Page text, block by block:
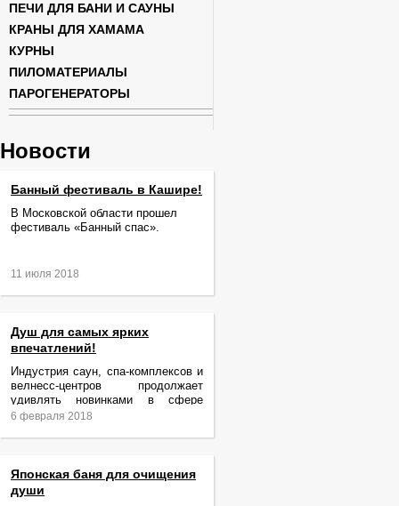
ПЕЧИ ДЛЯ БАНИ И САУНЫ
КРАНЫ ДЛЯ ХАМАМА
КУРНЫ
ПИЛОМАТЕРИАЛЫ
ПАРОГЕНЕРАТОРЫ
Новости
Банный фестиваль в Кашире!
В Московской области прошел
фестиваль «Банный спас».
11 июля 2018
Душ для самых ярких
впечатлений!
Индустрия саун, спа-комплексов и
велнесс-центров продолжает
удивлять новинками в сфере
релаксации и ухода за телом.
6 февраля 2018
Японская баня для очищения
души